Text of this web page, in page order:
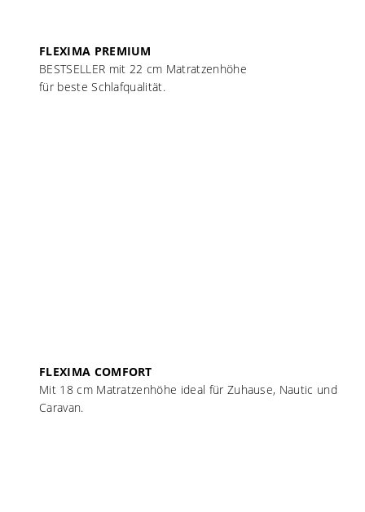
FLEXIMA PREMIUM
BESTSELLER mit 22 cm Matratzenhöhe
für beste Schlafqualität.
FLEXIMA COMFORT
Mit 18 cm Matratzenhöhe ideal für Zuhause, Nautic und
Caravan.